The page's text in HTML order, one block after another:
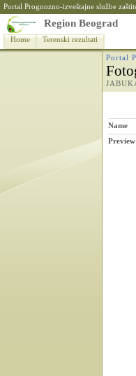
Portal Prognozno-izveštajne službe
Region Beograd
Home Terenski rezultati
Portal
Name
Preview